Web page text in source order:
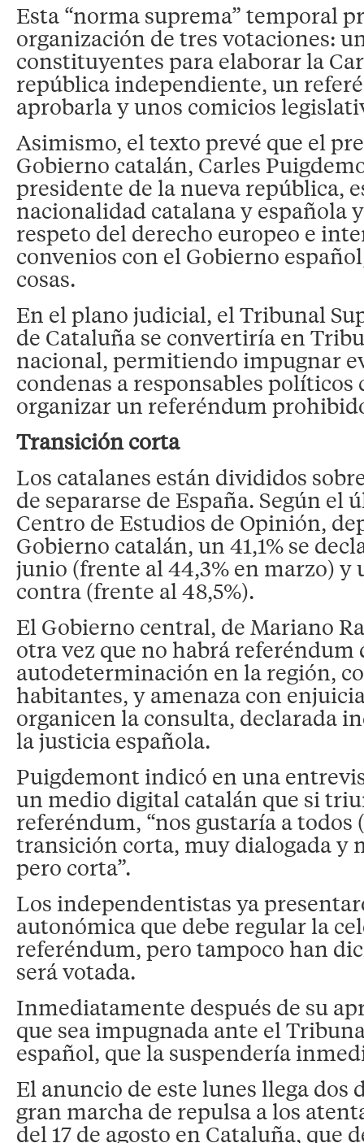
Esta “norma suprema” temporal
organización de tres votaciones:
constituyentes para elaborar la
república independiente, un
aprobarla y unos comicios
Asimismo, el texto prevé que el
Gobierno catalán, Carles
presidente de la nueva república,
nacionalidad catalana y española
respeto del derecho europeo e
convenios con el Gobierno
cosas.
En el plano judicial, el Tribunal
de Cataluña se convertiría en
nacional, permitiendo impugnar
condenas a responsables políticos
organizar un referéndum
Transición corta
Los catalanes están divididos
de separarse de España. Según el
Centro de Estudios de Opinión,
Gobierno catalán, un 41,1% se
junio (frente al 44,3% en marzo) y
contra (frente al 48,5%).
El Gobierno central, de Mariano
otra vez que no habrá referéndum
autodeterminación en la región,
habitantes, y amenaza con
organicen la consulta, declarada
la justicia española.
Puigdemont indicó en una
un medio digital catalán que si
referéndum, “nos gustaría a todos
transición corta, muy dialogada y
pero corta”.
Los independentistas ya
autonómica que debe regular la
referéndum, pero tampoco han
será votada.
Inmediatamente después de su
que sea impugnada ante el
español, que la suspendería
El anuncio de este lunes llega dos
gran marcha de repulsa a los
del 17 de agosto en Cataluña, que